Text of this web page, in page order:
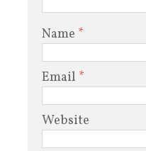
Name *
Email *
Website